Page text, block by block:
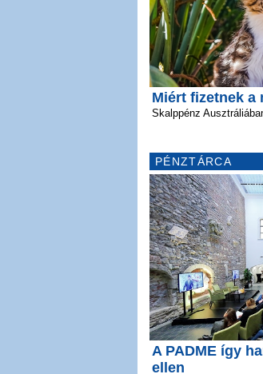
Miért fizetnek a
Skalppénz
PÉNZTÁRCA
A PADME így
ellen